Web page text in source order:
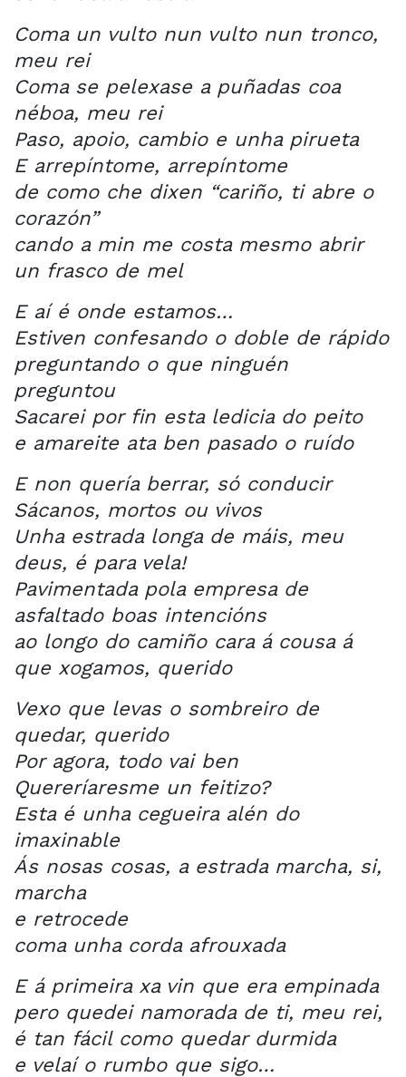
Coma un vulto nun vulto nun tronco,
meu rei
Coma se pelexase a puñadas coa
néboa, meu rei
Paso, apoio, cambio e unha pirueta
E arrepíntome, arrepíntome
de como che dixen “cariño, ti abre o
corazón”
cando a min me costa mesmo abrir
un frasco de mel
E aí é onde estamos…
Estiven confesando o doble de rápido
preguntando o que ninguén
preguntou
Sacarei por fin esta ledicia do peito
e amareite ata ben pasado o ruído
E non quería berrar, só conducir
Sácanos, mortos ou vivos
Unha estrada longa de máis, meu
deus, é para vela!
Pavimentada pola empresa de
asfaltado boas intencións
ao longo do camiño cara á cousa á
que xogamos, querido
Vexo que levas o sombreiro de
quedar, querido
Por agora, todo vai ben
Quereríaresme un feitizo?
Esta é unha cegueira alén do
imaxinable
Ás nosas cosas, a estrada marcha, si,
marcha
e retrocede
coma unha corda afrouxada
E á primeira xa vin que era empinada
pero quedei namorada de ti, meu rei,
é tan fácil como quedar durmida
e velaí o rumbo que sigo…